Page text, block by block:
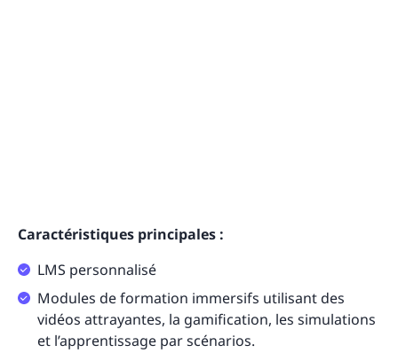
Caractéristiques principales :
LMS personnalisé
Modules de formation immersifs utilisant des
vidéos attrayantes, la gamification, les simulations
et l’apprentissage par scénarios.